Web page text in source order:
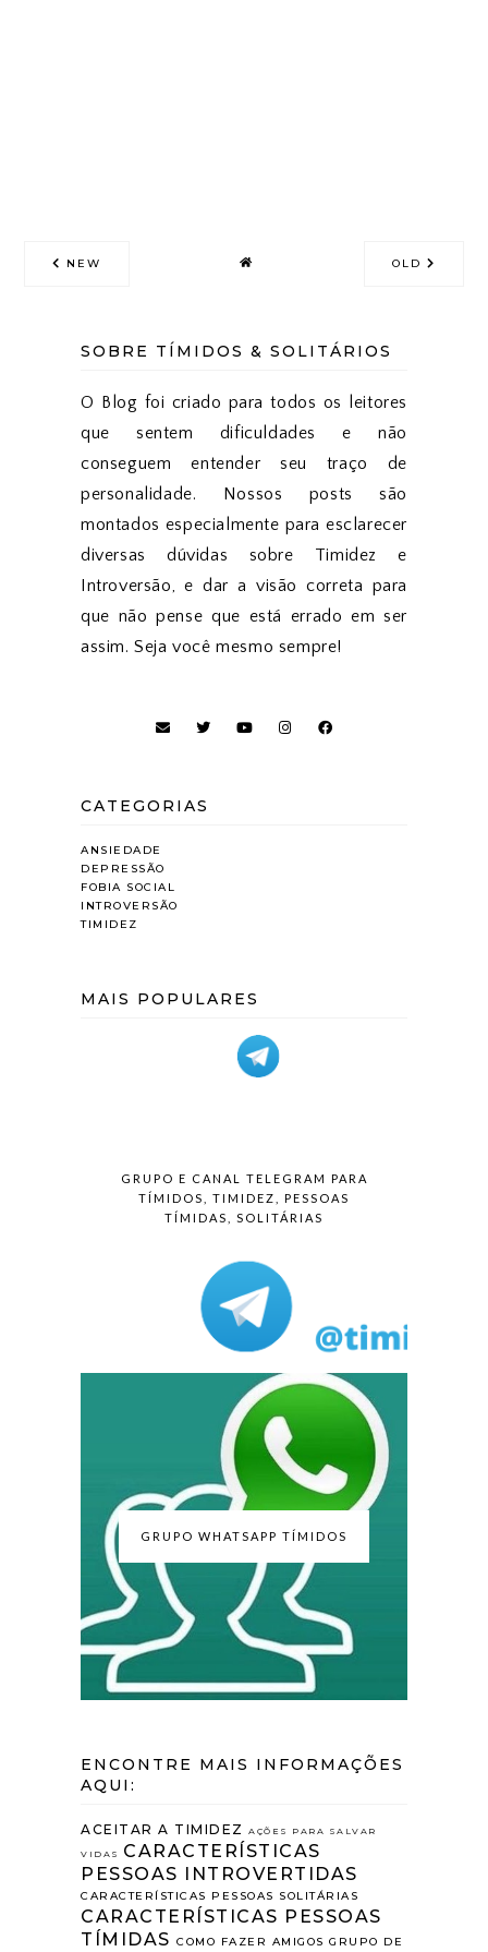
NEW OLD
SOBRE TÍMIDOS & SOLITÁRIOS
O Blog foi criado para todos os leitores
que sentem dificuldades e não
conseguem entender seu traço de
personalidade. Nossos posts são
montados especialmente para esclarecer
diversas dúvidas sobre Timidez e
Introversão, e dar a visão correta para
que não pense que está errado em ser
assim. Seja você mesmo sempre!
CATEGORIAS
ANSIEDADE
DEPRESSÃO
FOBIA SOCIAL
INTROVERSÃO
TIMIDEZ
MAIS POPULARES
GRUPO E CANAL TELEGRAM PARA
TÍMIDOS, TIMIDEZ, PESSOAS
TÍMIDAS, SOLITÁRIAS
GRUPO WHATSAPP TÍMIDOS
ENCONTRE MAIS INFORMAÇÕES
AQUI:
ACEITAR A TIMIDEZ AÇÕES PARA SALVAR
VIDAS
CARACTERÍSTICAS
PESSOAS INTROVERTIDAS
CARACTERÍSTICAS PESSOAS SOLITÁRIAS
CARACTERÍSTICAS PESSOAS
TÍMIDAS COMO FAZER AMIGOS GRUPO DE